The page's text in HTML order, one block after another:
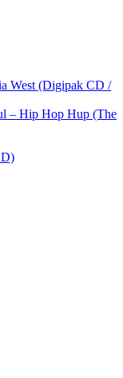
West (Digipak CD /
– Hip Hop Hup (The